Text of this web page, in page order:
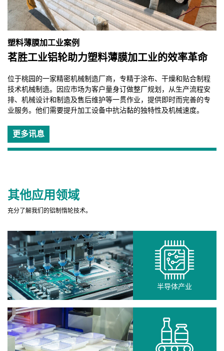
塑料薄膜加工业案例
茗胜工业铝轮助力塑料薄膜加工业的效率革命
位于桃园的一家精密机械制造厂商，专精于涂布、干燥和贴合制程
技术机械制造。因应市场为客户量身订做整厂规划，从生产流程安
排、机械设计和制造及售后维护等一贯作业，提供即时而完善的专
业服务。他们需要提升加工设备中抗沾黏的独特性及机械速度。
更多讯息
其他应用领域
充分了解我们的铝制惰轮技术。
半导体产业